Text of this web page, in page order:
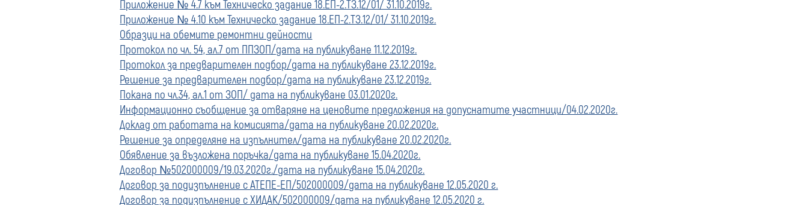
Приложение № 4.7 към Техническо задание 18.ЕП-2.ТЗ.12/01/ 31.10.2019г.
Приложение № 4.10 към Техническо задание 18.ЕП-2.ТЗ.12/01/ 31.10.2019г.
Образци на обемите ремонтни дейности
Протокол по чл. 54, ал.7 от ППЗОП/дата на публикуване 11.12.2019г.
Протокол за предварителен подбор/дата на публикуване 23.12.2019г.
Решение за предварителен подбор/дата на публикуване 23.12.2019г.
Покана по чл.34, ал.1 от ЗОП/ дата на публикуване 03.01.2020г.
Информационно съобщение за отваряне на ценовите предложения на допуснатите участници/04.02.2020г.
Доклад от работата на комисията/дата на публикуване 20.02.2020г.
Решение за определяне на изпълнител/дата на публикуване 20.02.2020г.
Обявление за възложена поръчка/дата на публикуване 15.04.2020г.
Договор №502000009/19.03.2020г./дата на публикуване 15.04.2020г.
Договор за подизпълнение с АТЕПЕ-ЕП/502000009/дата на публикуване 12.05.2020 г.
Договор за подизпълнение с ХИДАК/502000009/дата на публикуване 12.05.2020 г.